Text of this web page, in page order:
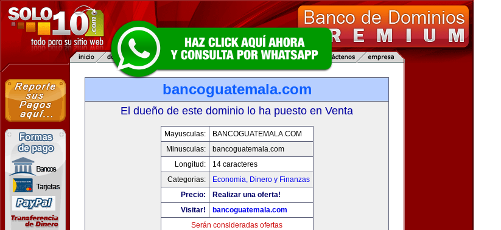
bancoguatemala.com
El dueño de este dominio lo ha puesto en Venta
Mayusculas:
BANCOGUATEMALA.COM
Minusculas:
bancoguatemala.com
Longitud:
14 caracteres
Categorias:
Economia, Dinero y Finanzas
Precio:
Realizar una oferta!
Visitar!
bancoguatemala.com
Serán consideradas ofertas